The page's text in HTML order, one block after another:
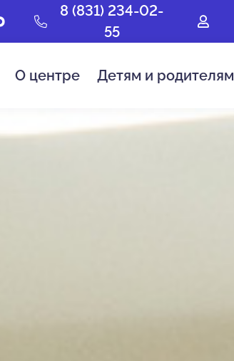
8 (831) 234-02-
55
О центре Детям и родителям